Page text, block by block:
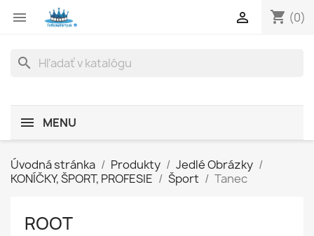
 shopping_cart (0)

search
MENU
Úvodná stránka Produkty
Jedlé Obrázky
KONÍČKY, ŠPORT, PROFESIE
Šport Tanec
ROOT